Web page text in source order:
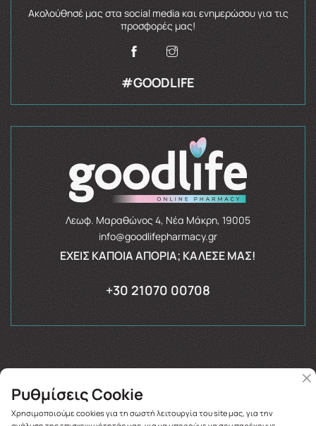
Ακολούθησέ μας στα social media και ενημερώσου για τις
προσφορές μας!
#GOODLIFE
Λεωφ. Μαραθώνος 4, Νέα Μάκρη, 19005
info@goodlifepharmacy.gr
ΈΧΕΙΣ ΚΆΠΟΙΑ ΑΠΟΡΊΑ; ΚΆΛΕΣΈ ΜΑΣ!
+30 21070 00708
Copyright © 2026
Ρυθμίσεις Cookie
Χρησιμοποιούμε cookies για τη σωστή λειτουργία του site μας, για την